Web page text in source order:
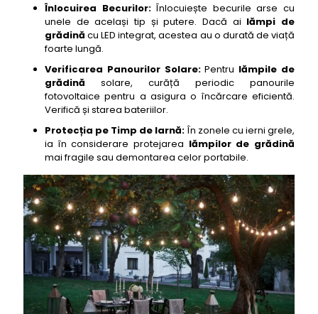
Înlocuirea Becurilor:Înlocuiește becurile arse cu
unele de același tip și putere. Dacă ai lămpi de
grădină cu LED integrat, acestea au o durată de viață
foarte lungă.
Verificarea Panourilor Solare:Pentru lămpile de
grădină solare, curăță periodic panourile
fotovoltaice pentru a asigura o încărcare eficientă.
Verifică și starea bateriilor.
Protecția pe Timp de Iarnă: În zonele cu ierni grele,
ia în considerare protejarea lămpilor de grădină
mai fragile sau demontarea celor portabile.